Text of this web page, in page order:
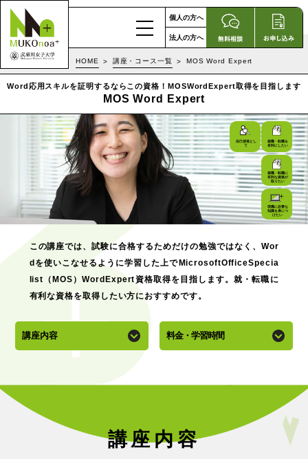
個人の方へ
法人の方へ
HOME 講座・コース一覧 MOS Word Expert
Word応用スキルを証明するならこの資格！MOSWordExpert取得を目指します
MOS Word Expert
就職・転職を
有利にしたい
就職・転職に
有利な資格が
取りたい
現職に必要な
知識を身につ
けたい
自己啓発とし
て
この講座では、試験に合格するためだけの勉強ではなく、Wor
dを使いこなせるように学習した上でMicrosoftOfficeSpecia
list（MOS）WordExpert資格取得を目指します。就・転職に
有利な資格を取得したい方におすすめです。
講座内容 料金・学習時間
講座内容